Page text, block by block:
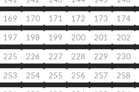
169 170 171 172 173 174
197 198 199 200 201 202
225 226 227 228 229 230
253 254 255 256 257 258